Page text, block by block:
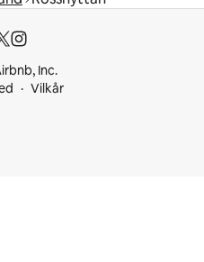
Inc.
Vilkår